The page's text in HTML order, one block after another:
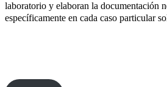
laboratorio y elaboran la documentación
específicamente en cada caso particular